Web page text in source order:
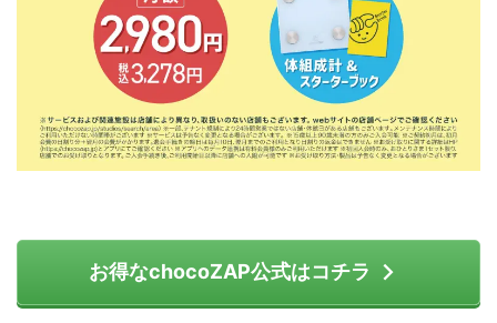
お得なchocoZAP公式はコチラ